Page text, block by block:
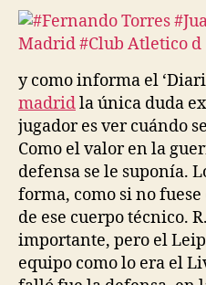
y como informa el
madridla única duda
jugador es ver cuándo
Como el valor en la
defensa se le suponía.
forma, como si no
de ese cuerpo técnico.
importante, pero el
equipo como lo era el